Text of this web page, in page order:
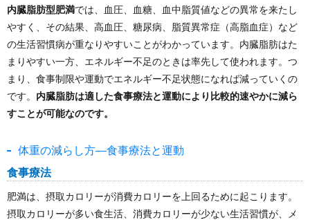
内臓脂肪型肥満では、血圧、血糖、血中脂質値などの異常を来たし
やすく、その結果、高血圧、糖尿病、脂質異常症（高脂血症）など
の生活習慣病が重なりやすいことがわかっています。内臓脂肪はた
まりやすい一方、エネルギー不足のときは率先して使われます。つ
まり、食事制限や運動でエネルギー不足状態になれば減っていくの
です。 内臓脂肪は適した食事療法と運動により比較的速やかに減ら
すことが可能なのです。
体重の減らし方―食事療法と運動
食事療法
肥満は、摂取カロリーが消費カロリーを上回るために起こります。
摂取カロリーが多い食生活、消費カロリーが少ない生活習慣が、メ